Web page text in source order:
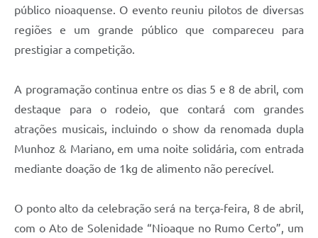
público nioaquense. O evento reuniu pilotos de diversas
regiões e um grande público que compareceu para
prestigiar a competição.
A programação continua entre os dias 5 e 8 de abril, com
destaque para o rodeio, que contará com grandes
atrações musicais, incluindo o show da renomada dupla
Munhoz & Mariano, em uma noite solidária, com entrada
mediante doação de 1kg de alimento não perecível.
O ponto alto da celebração será na terça-feira, 8 de abril,
com o Ato de Solenidade “Nioaque no Rumo Certo”, um